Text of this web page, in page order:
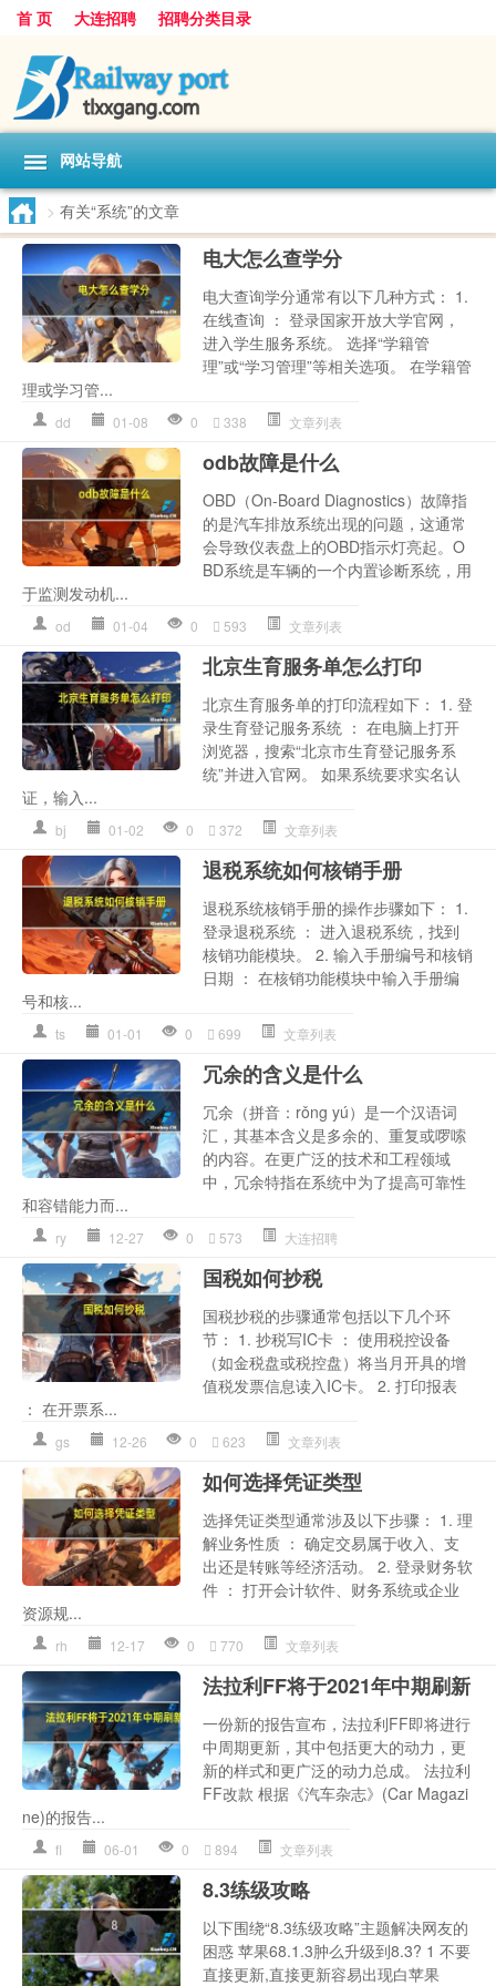
首 页 大连招聘 招聘分类目录
网站导航
> 有关“系统”的文章
电大怎么查学分
电大查询学分通常有以下几种方式： 1.
在线查询 ： 登录国家开放大学官网，
进入学生服务系统。 选择“学籍管
理”或“学习管理”等相关选项。 在学籍管
理或学习管...
dd 01-08 0 338 文章列表
odb故障是什么
OBD（On-Board Diagnostics）故障指
的是汽车排放系统出现的问题，这通常
会导致仪表盘上的OBD指示灯亮起。O
BD系统是车辆的一个内置诊断系统，用
于监测发动机...
od 01-04 0 593 文章列表
北京生育服务单怎么打印
北京生育服务单的打印流程如下： 1. 登
录生育登记服务系统 ： 在电脑上打开
浏览器，搜索“北京市生育登记服务系
统”并进入官网。 如果系统要求实名认
证，输入...
bj 01-02 0 372 文章列表
退税系统如何核销手册
退税系统核销手册的操作步骤如下： 1.
登录退税系统 ： 进入退税系统，找到
核销功能模块。 2. 输入手册编号和核销
日期 ： 在核销功能模块中输入手册编
号和核...
ts 01-01 0 699 文章列表
冗余的含义是什么
冗余（拼音：rǒng yú）是一个汉语词
汇，其基本含义是多余的、重复或啰嗦
的内容。在更广泛的技术和工程领域
中，冗余特指在系统中为了提高可靠性
和容错能力而...
ry 12-27 0 573 大连招聘
国税如何抄税
国税抄税的步骤通常包括以下几个环
节： 1. 抄税写IC卡 ： 使用税控设备
（如金税盘或税控盘）将当月开具的增
值税发票信息读入IC卡。 2. 打印报表
： 在开票系...
gs 12-26 0 623 文章列表
如何选择凭证类型
选择凭证类型通常涉及以下步骤： 1. 理
解业务性质 ： 确定交易属于收入、支
出还是转账等经济活动。 2. 登录财务软
件 ： 打开会计软件、财务系统或企业
资源规...
rh 12-17 0 770 文章列表
法拉利FF将于2021年中期刷新
一份新的报告宣布，法拉利FF即将进行
中周期更新，其中包括更大的动力，更
新的样式和更广泛的动力总成。 法拉利
FF改款 根据《汽车杂志》(Car Magazi
ne)的报告...
fl 06-01 0 894 文章列表
8.3练级攻略
以下围绕“8.3练级攻略”主题解决网友的
困惑 苹果68.1.3肿么升级到8.3? 1 不要
直接更新,直接更新容易出现白苹果